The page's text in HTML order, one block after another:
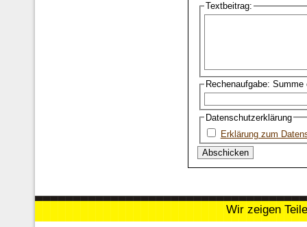
Textbeitrag:
Rechenaufgabe:
Datenschutzerklärung
Erklärung zum
Wir zeigen